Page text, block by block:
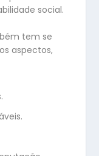
social.
tem se
aspectos,